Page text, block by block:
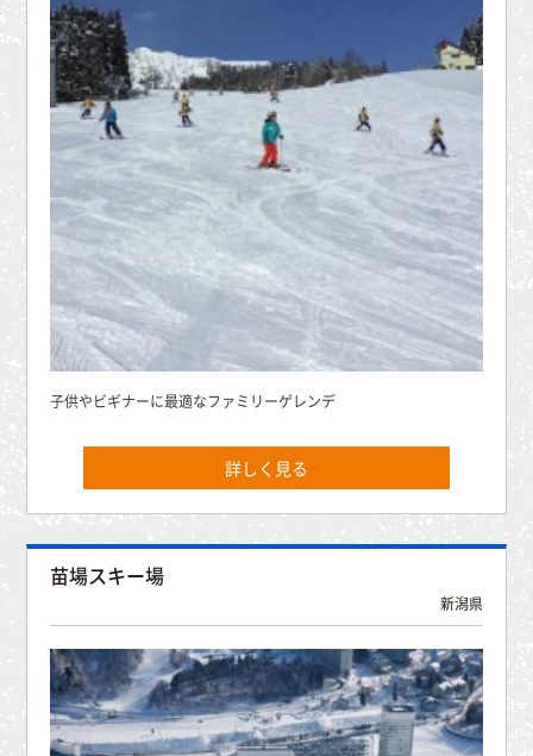
子供やビギナーに最適なファミリーゲレンデ
詳しく見る
苗場スキー場
新潟県